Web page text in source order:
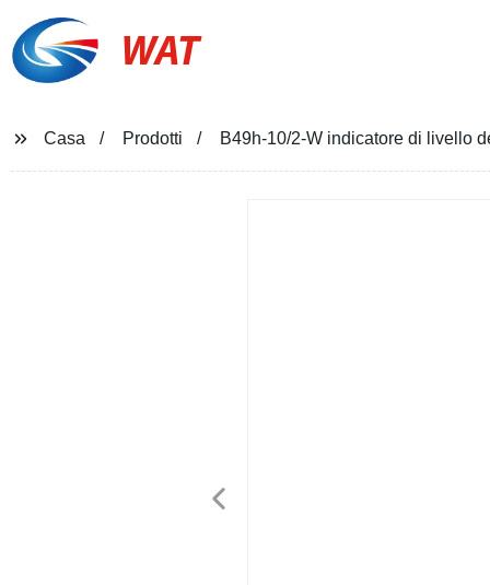
WAT
Casa Prodotti B49h-10/2-W indicatore di livello